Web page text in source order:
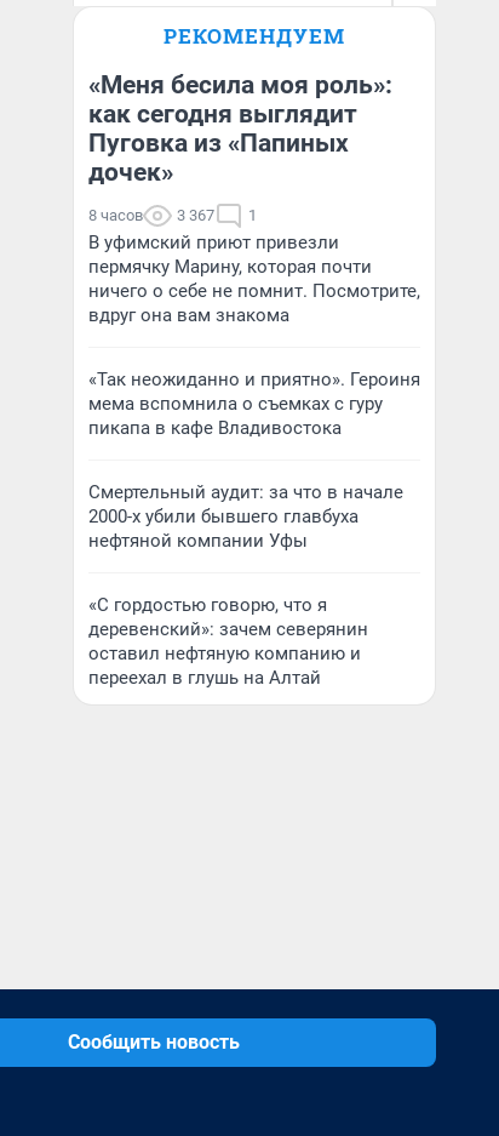
Денис Дедюхин
РЕКОМЕНДУЕМ
«Меня бесила моя роль»:
как сегодня выглядит
Пуговка из «Папиных
дочек»
8 часов 3 367 1
В уфимский приют привезли
пермячку Марину, которая почти
ничего о себе не помнит. Посмотрите,
вдруг она вам знакома
«Так неожиданно и приятно». Героиня
мема вспомнила о съемках с гуру
пикапа в кафе Владивостока
Смертельный аудит: за что в начале
2000-х убили бывшего главбуха
нефтяной компании Уфы
«С гордостью говорю, что я
деревенский»: зачем северянин
оставил нефтяную компанию и
переехал в глушь на Алтай
Сообщить новость